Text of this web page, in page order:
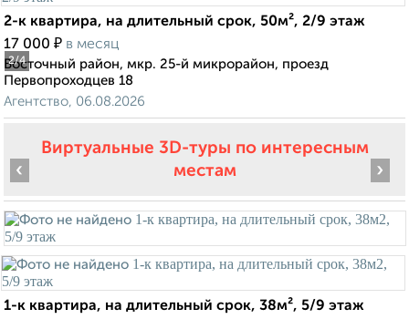
2/4
2-к квартира, на длительный срок, 50м², 2/9 этаж
17 000 ₽ в месяц
Восточный район, мкр. 25-й микрорайон, проезд
Первопроходцев 18
Агентство, 06.08.2026
Виртуальные 3D-туры по интересным
местам
‹ ›
1-к квартира, на длительный срок, 38м², 5/9 этаж